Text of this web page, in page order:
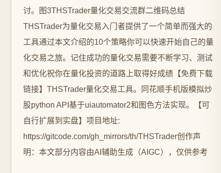
讨。图3THSTrader量化交易交流群二维码总结
THSTrader为量化交易入门者提供了一个简单而强大的
工具通过本文介绍的10个策略你可以快速开始自己的量
化交易之旅。记住成功的量化交易需要不断学习、测试
和优化祝你在量化投资的道路上取得好成绩【免费下载
链接】THSTrader量化交易工具。同花顺手机版模拟炒
股python API基于uiautomator2和图色方法实现。【可
自行扩展到实盘】项目地址:
https://gitcode.com/gh_mirrors/th/THSTrader创作声
明：本文部分内容由AI辅助生成（AIGC），仅供参考